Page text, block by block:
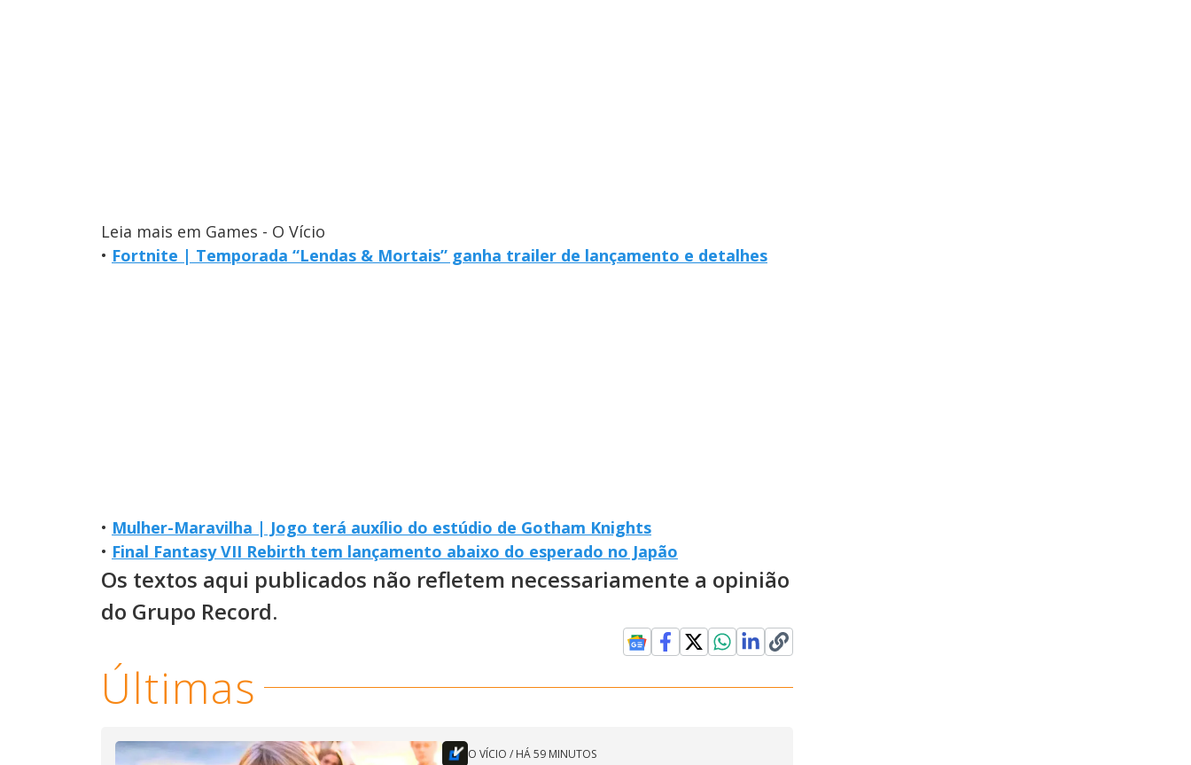
Leia mais em Games - O Vício
• Fortnite | Temporada “Lendas & Mortais” ganha trailer de lançamento e detalhes
• Mulher-Maravilha | Jogo terá auxílio do estúdio de Gotham Knights
• Final Fantasy VII Rebirth tem lançamento abaixo do esperado no Japão
Os textos aqui publicados não refletem necessariamente a opinião
do Grupo Record.
Últimas
O VÍCIO / HÁ 59 MINUTOS